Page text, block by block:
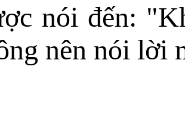
nói đến:
nên nói lời